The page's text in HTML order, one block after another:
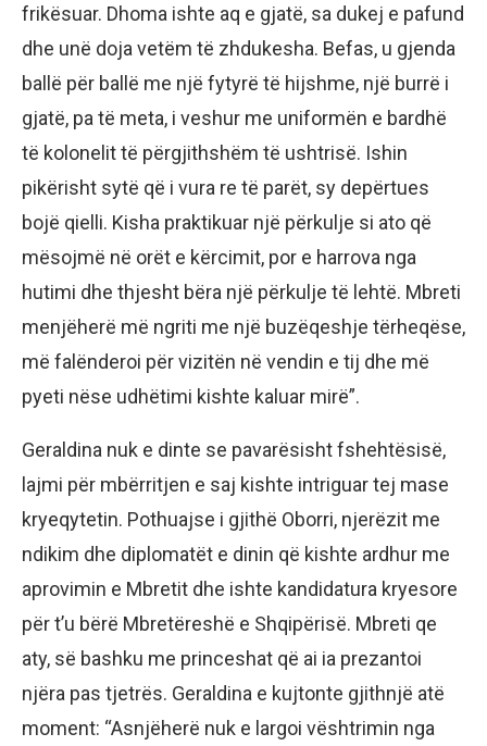
frikësuar. Dhoma ishte aq e gjatë, sa dukej e pafund
dhe unë doja vetëm të zhdukesha. Befas, u gjenda
ballë për ballë me një fytyrë të hijshme, një burrë i
gjatë, pa të meta, i veshur me uniformën e bardhë
të kolonelit të përgjithshëm të ushtrisë. Ishin
pikërisht sytë që i vura re të parët, sy depërtues
bojë qielli. Kisha praktikuar një përkulje si ato që
mësojmë në orët e kërcimit, por e harrova nga
hutimi dhe thjesht bëra një përkulje të lehtë. Mbreti
menjëherë më ngriti me një buzëqeshje tërheqëse,
më falënderoi për vizitën në vendin e tij dhe më
pyeti nëse udhëtimi kishte kaluar mirë”.
Geraldina nuk e dinte se pavarësisht fshehtësisë,
lajmi për mbërritjen e saj kishte intriguar tej mase
kryeqytetin. Pothuajse i gjithë Oborri, njerëzit me
ndikim dhe diplomatët e dinin që kishte ardhur me
aprovimin e Mbretit dhe ishte kandidatura kryesore
për t’u bërë Mbretëreshë e Shqipërisë. Mbreti qe
aty, së bashku me princeshat që ai ia prezantoi
njëra pas tjetrës. Geraldina e kujtonte gjithnjë atë
moment: “Asnjëherë nuk e largoi vështrimin nga